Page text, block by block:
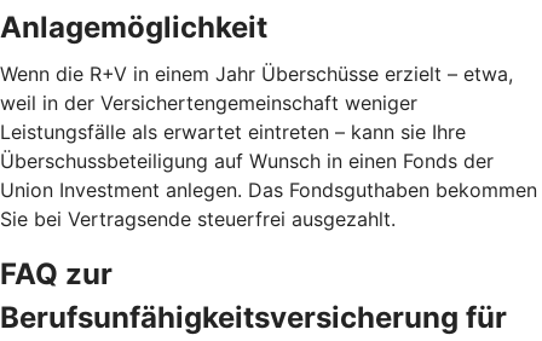
Anlagemöglichkeit
Wenn die R+V in einem Jahr Überschüsse erzielt – etwa,
weil in der Versichertengemeinschaft weniger
Leistungsfälle als erwartet eintreten – kann sie Ihre
Überschussbeteiligung auf Wunsch in einen Fonds der
Union Investment anlegen. Das Fondsguthaben bekommen
Sie bei Vertragsende steuerfrei ausgezahlt.
FAQ zur
Berufsunfähigkeitsversicherung für